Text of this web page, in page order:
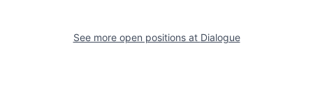
See more open positions at Dialogue